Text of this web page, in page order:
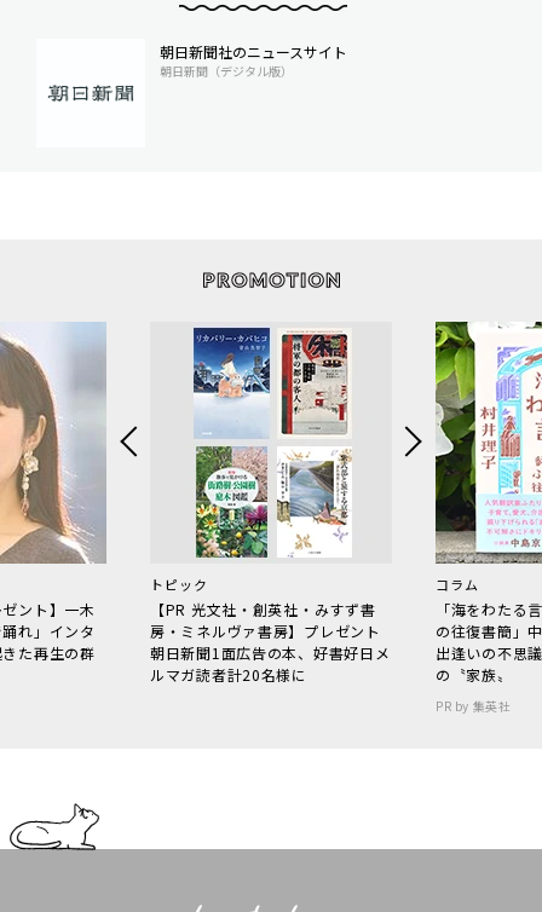
朝日新聞社のニュースサイト
朝日新聞（デジタル版）
ント】一木
れ」インタ
た再生の群
トピック
【PR 光文社・創英社・みすず書
房・ミネルヴァ書房】プレゼント
朝日新聞1面広告の本、好書好日メ
ルマガ読者計20名様に
コラム
「海をわた
の往復書簡」
出逢いの不思
の〝家族〟
PR by 集英社